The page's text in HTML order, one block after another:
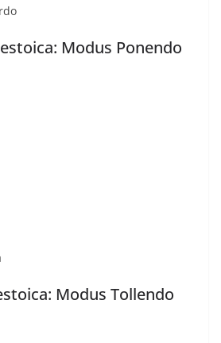
Modus Ponendo
Modus Tollendo